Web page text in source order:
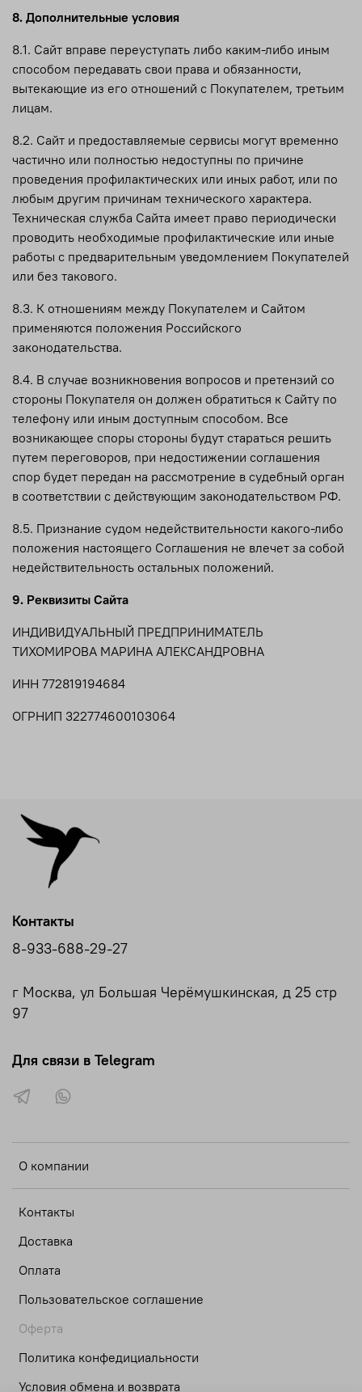
8. Дополнительные условия
8.1. Сайт вправе переуступать либо каким-либо иным
способом передавать свои права и обязанности,
вытекающие из его отношений с Покупателем, третьим
лицам.
8.2. Сайт и предоставляемые сервисы могут временно
частично или полностью недоступны по причине
проведения профилактических или иных работ, или по
любым другим причинам технического характера.
Техническая служба Сайта имеет право периодически
проводить необходимые профилактические или иные
работы с предварительным уведомлением Покупателей
или без такового.
8.3. К отношениям между Покупателем и Сайтом
применяются положения Российского
законодательства.
8.4. В случае возникновения вопросов и претензий со
стороны Покупателя он должен обратиться к Сайту по
телефону или иным доступным способом. Все
возникающее споры стороны будут стараться решить
путем переговоров, при недостижении соглашения
спор будет передан на рассмотрение в судебный орган
в соответствии с действующим законодательством РФ.
8.5. Признание судом недействительности какого-либо
положения настоящего Соглашения не влечет за собой
недействительность остальных положений.
9. Реквизиты Сайта
ИНДИВИДУАЛЬНЫЙ ПРЕДПРИНИМАТЕЛЬ
ТИХОМИРОВА МАРИНА АЛЕКСАНДРОВНА
ИНН 772819194684
ОГРНИП 322774600103064
О компании
Контакты
Доставка
Оплата
Пользовательское соглашение
Оферта
Политика конфедициальности
Условия обмена и возврата
Контакты
8-933-688-29-27
г Москва, ул Большая Черёмушкинская, д 25 стр
97
Для связи в Telegram